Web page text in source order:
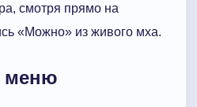
смотря прямо на
«Можно» из живого мха.
меню